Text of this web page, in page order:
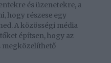
és üzenetekre, a
hogy részese egy
A közösségi média
építsen, hogy az
megközelíthető